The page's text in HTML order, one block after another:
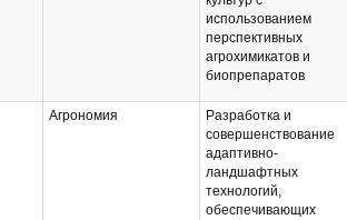
использованием
перспективных
агрохимикатов и
биопрепаратов
Агрономия
Разработка и
совершенствование
адаптивно-
ландшафтных
технологий,
обеспечивающих